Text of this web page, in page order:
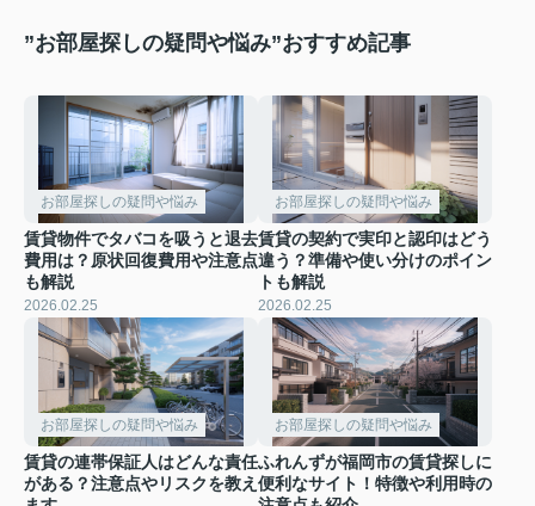
”お部屋探しの疑問や悩み”おすすめ記事
お部屋探しの疑問や悩み
賃貸物件でタバコを吸うと退去
費用は？原状回復費用や注意点
も解説
2026.02.25
お部屋探しの疑問や悩み
賃貸の契約で実印と認印はどう
違う？準備や使い分けのポイン
トも解説
2026.02.25
お部屋探しの疑問や悩み
賃貸の連帯保証人はどんな責任
がある？注意点やリスクを教え
お部屋探しの疑問や悩み
ふれんずが福岡市の賃貸探しに
便利なサイト！特徴や利用時の